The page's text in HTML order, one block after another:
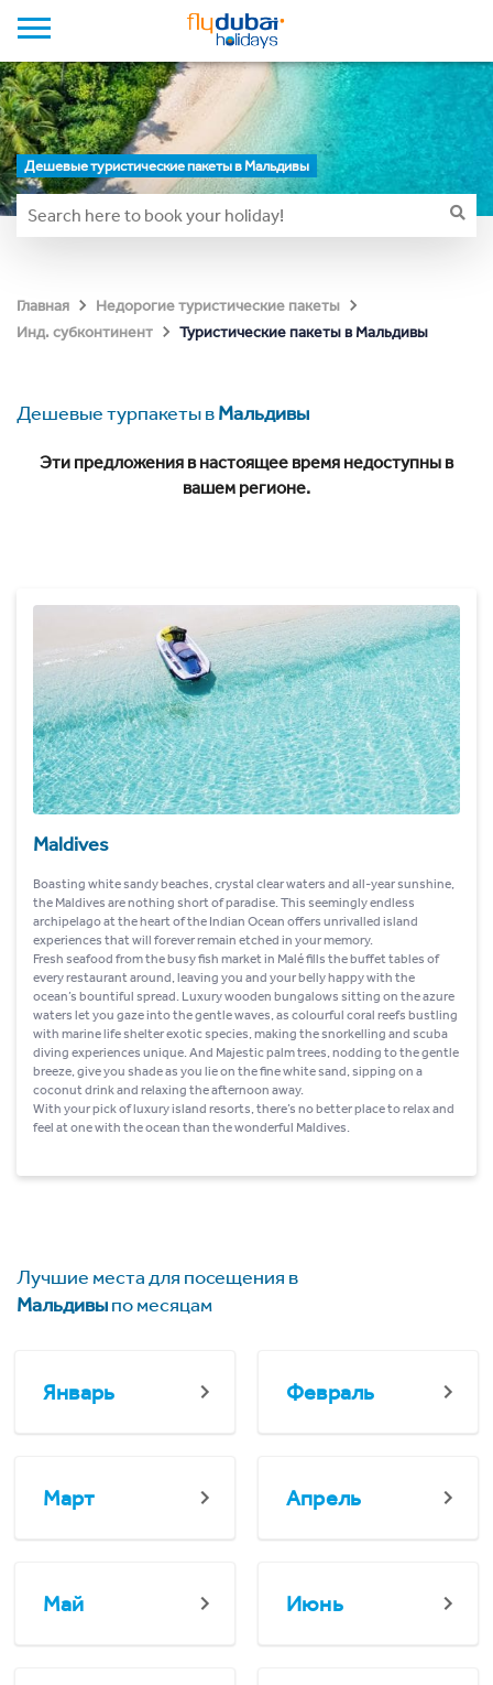
Дешевые туристические пакеты в Мальдивы
Главная
Недорогие туристические пакеты
Инд. субконтинент
Туристические пакеты в Мальдивы
Дешевые турпакеты вМальдивы
Эти предложения в настоящее время недоступны в
вашем регионе.
Maldives
Boasting white sandy beaches, crystal clear waters and all-year sunshine,
the Maldives are nothing short of paradise. This seemingly endless
archipelago at the heart of the Indian Ocean offers unrivalled island
experiences that will forever remain etched in your memory.
Fresh seafood from the busy fish market in Malé fills the buffet tables of
every restaurant around, leaving you and your belly happy with the
ocean’s bountiful spread. Luxury wooden bungalows sitting on the azure
waters let you gaze into the gentle waves, as colourful coral reefs bustling
with marine life shelter exotic species, making the snorkelling and scuba
diving experiences unique. And Majestic palm trees, nodding to the gentle
breeze, give you shade as you lie on the fine white sand, sipping on a
coconut drink and relaxing the afternoon away.
With your pick of luxury island resorts, there’s no better place to relax and
feel at one with the ocean than the wonderful Maldives.
Лучшие места для посещения в
Мальдивыпо месяцам
Январь Февраль
Март Апрель
Май Июнь